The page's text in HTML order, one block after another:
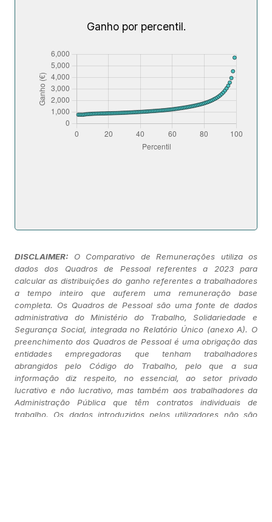
Ganho por percentil.
DISCLAIMER:
O Comparativo de Remunerações utiliza os
dados dos Quadros de Pessoal referentes a 2023 para
calcular as distribuições do ganho referentes a trabalhadores
a tempo inteiro que auferem uma remuneração base
completa. Os Quadros de Pessoal são uma fonte de dados
administrativa do Ministério do Trabalho, Solidariedade e
Segurança Social, integrada no Relatório Único (anexo A). O
preenchimento dos Quadros de Pessoal é uma obrigação das
entidades empregadoras que tenham trabalhadores
abrangidos pelo Código do Trabalho, pelo que a sua
informação diz respeito, no essencial, ao setor privado
lucrativo e não lucrativo, mas também aos trabalhadores da
Administração Pública que têm contratos individuais de
trabalho. Os dados introduzidos pelos utilizadores não são